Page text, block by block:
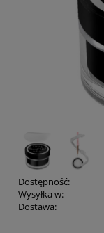
Dostępność:
Wysyłka w:
Dostawa:
Cena nie